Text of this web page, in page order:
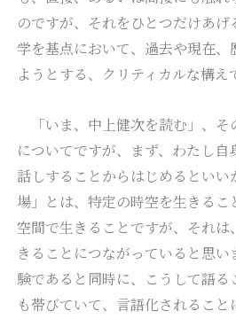
のですが、それをひとつだけあ
学を基点において、過去や現在
ようとする、クリティカルな構え
「いま、中上健次を読む」、そ
についてですが、まず、わたし
話しすることからはじめるとい
場」とは、特定の時空を生きる
空間で生きることですが、それは
きることにつながっていると思
験であると同時に、こうして語
も帯びていて、言語化されるこ